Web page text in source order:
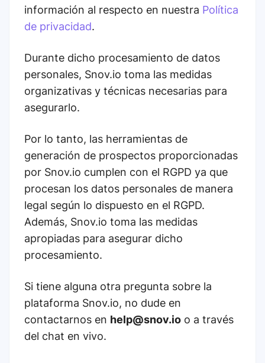
información al respecto en nuestra Política
de privacidad.
Durante dicho procesamiento de datos
personales, Snov.io toma las medidas
organizativas y técnicas necesarias para
asegurarlo.
Por lo tanto, las herramientas de
generación de prospectos proporcionadas
por Snov.io cumplen con el RGPD ya que
procesan los datos personales de manera
legal según lo dispuesto en el RGPD.
Además, Snov.io toma las medidas
apropiadas para asegurar dicho
procesamiento.
Si tiene alguna otra pregunta sobre la
plataforma Snov.io, no dude en
contactarnos en help@snov.io o a través
del chat en vivo.